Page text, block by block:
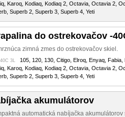
Karoq, Kodiaq, Kodiaq 2, Octavia, Octavia 2,
Superb 2, Superb 3, Superb 4, Yeti
do ostrekovačov -
zimná zmes do ostrekovačov skiel.
3L 105, 120, 130, Citigo, Elroq, Enyaq,
Karoq, Kodiaq, Kodiaq 2, Octavia, Octavia 2,
Superb 2, Superb 3, Superb 4, Yeti
akumulátorov
automatická nabíjačka